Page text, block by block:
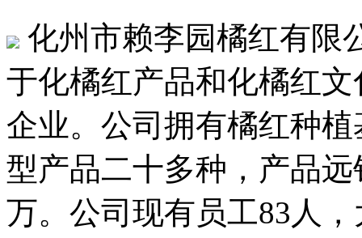
化州市赖李园橘红有限
于化橘红产品和化橘红
企业。公司拥有橘红种
型产品二十多种，产品
万。公司现有员工83人